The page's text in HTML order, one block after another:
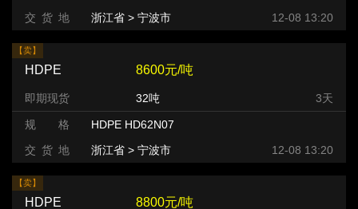
交 货 地
浙江省 > 宁波市 12-08 13:20
【卖】
HDPE 8600元/吨
即期现货 32吨 3天
规 格
HDPE HD62N07
交 货 地
浙江省 > 宁波市 12-08 13:20
【卖】
HDPE 8800元/吨